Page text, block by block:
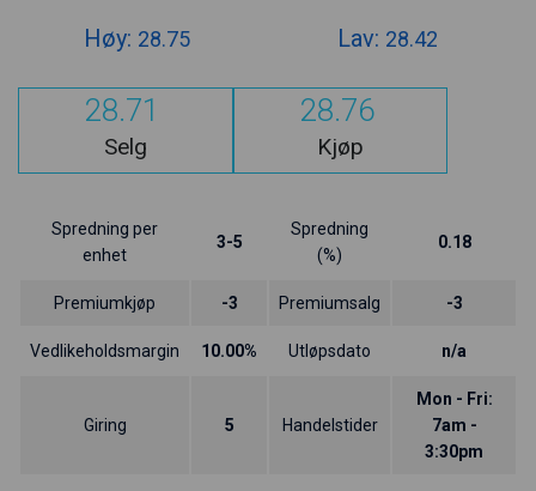
Høy: 28.75 Lav: 28.42
28.71
Selg
28.76
Kjøp
Spredning per
enhet
3-5
Spredning
(%)
0.18
Premiumkjøp -3 Premiumsalg -3
Vedlikeholdsmargin 10.00% Utløpsdato n/a
Giring 5 Handelstider
Mon - Fri:
7am -
3:30pm